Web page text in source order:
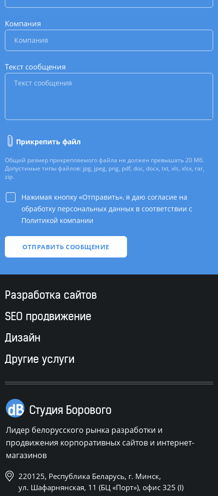
Компания
Текст сообщения
Прикрепить файл
Общий размер прикрепляемого файла не должен превышать 20 Мб.
Допустимые типы файлов: jpg, jpeg, png, pdf, doc, docx, txt, xls, xlsx, rar,
zip.
Нажимая кнопку «Отправить», я даю согласие на
обработку персональных данных в соответствии с
Политикой компании
Разработка сайтов
SEO продвижение
Дизайн
Другие услуги
Лидер белорусского рынка разработки и
продвижения корпоративных сайтов и интернет-
магазинов
220125, Республика Беларусь, г. Минск,
ул. Шафарнянская, 11 (БЦ «Порт»), офис 325 (I)